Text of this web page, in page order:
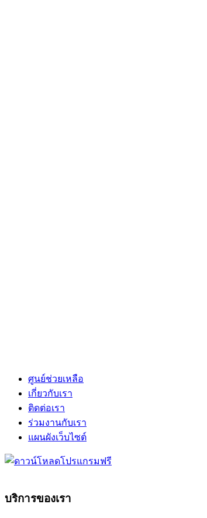
ศูนย์ช่วยเหลือ
เกี่ยวกับเรา
ติดต่อเรา
ร่วมงานกับเรา
แผนผังเว็บไซต์
บริการของเรา